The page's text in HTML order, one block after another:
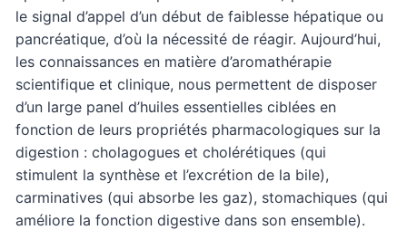
le signal d’appel d’un début de faiblesse hépatique ou
pancréatique, d’où la nécessité de réagir. Aujourd’hui,
les connaissances en matière d’aromathérapie
scientifique et clinique, nous permettent de disposer
d’un large panel d’huiles essentielles ciblées en
fonction de leurs propriétés pharmacologiques sur la
digestion : cholagogues et cholérétiques (qui
stimulent la synthèse et l’excrétion de la bile),
carminatives (qui absorbe les gaz), stomachiques (qui
améliore la fonction digestive dans son ensemble).